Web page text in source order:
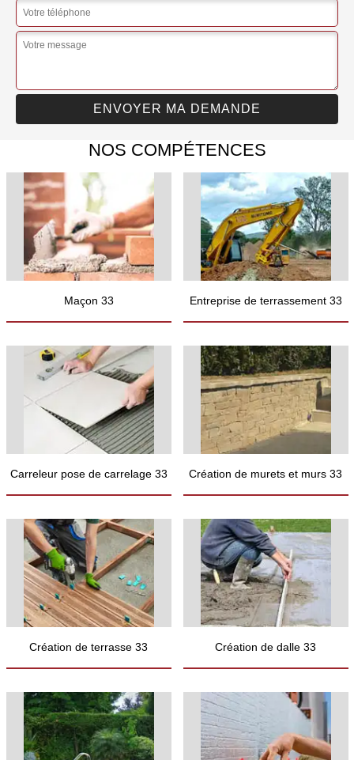
NOS COMPÉTENCES
Maçon 33 Entreprise de terrassement 33
Carreleur pose de carrelage 33 Création de murets et murs 33
Création de terrasse 33 Création de dalle 33